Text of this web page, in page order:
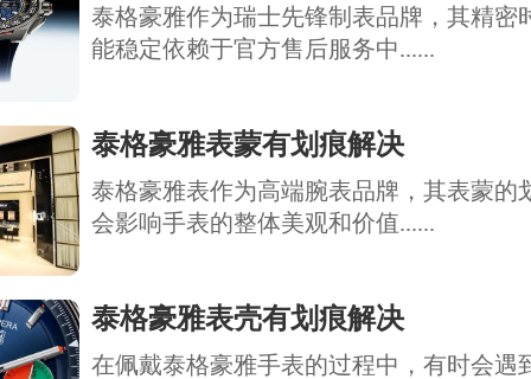
泰格豪雅作为瑞士先锋制表品牌，其精密
能稳定依赖于官方售后服务中......
泰格豪雅表蒙有划痕解决
泰格豪雅表作为高端腕表品牌，其表蒙的
会影响手表的整体美观和价值......
泰格豪雅表壳有划痕解决
在佩戴泰格豪雅手表的过程中，有时会遇